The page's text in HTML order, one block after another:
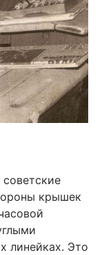
крышек
линейках. Это